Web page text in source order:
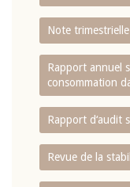
Note
Rapport annuel
consommation
Rapport d‘audit
Revue de la